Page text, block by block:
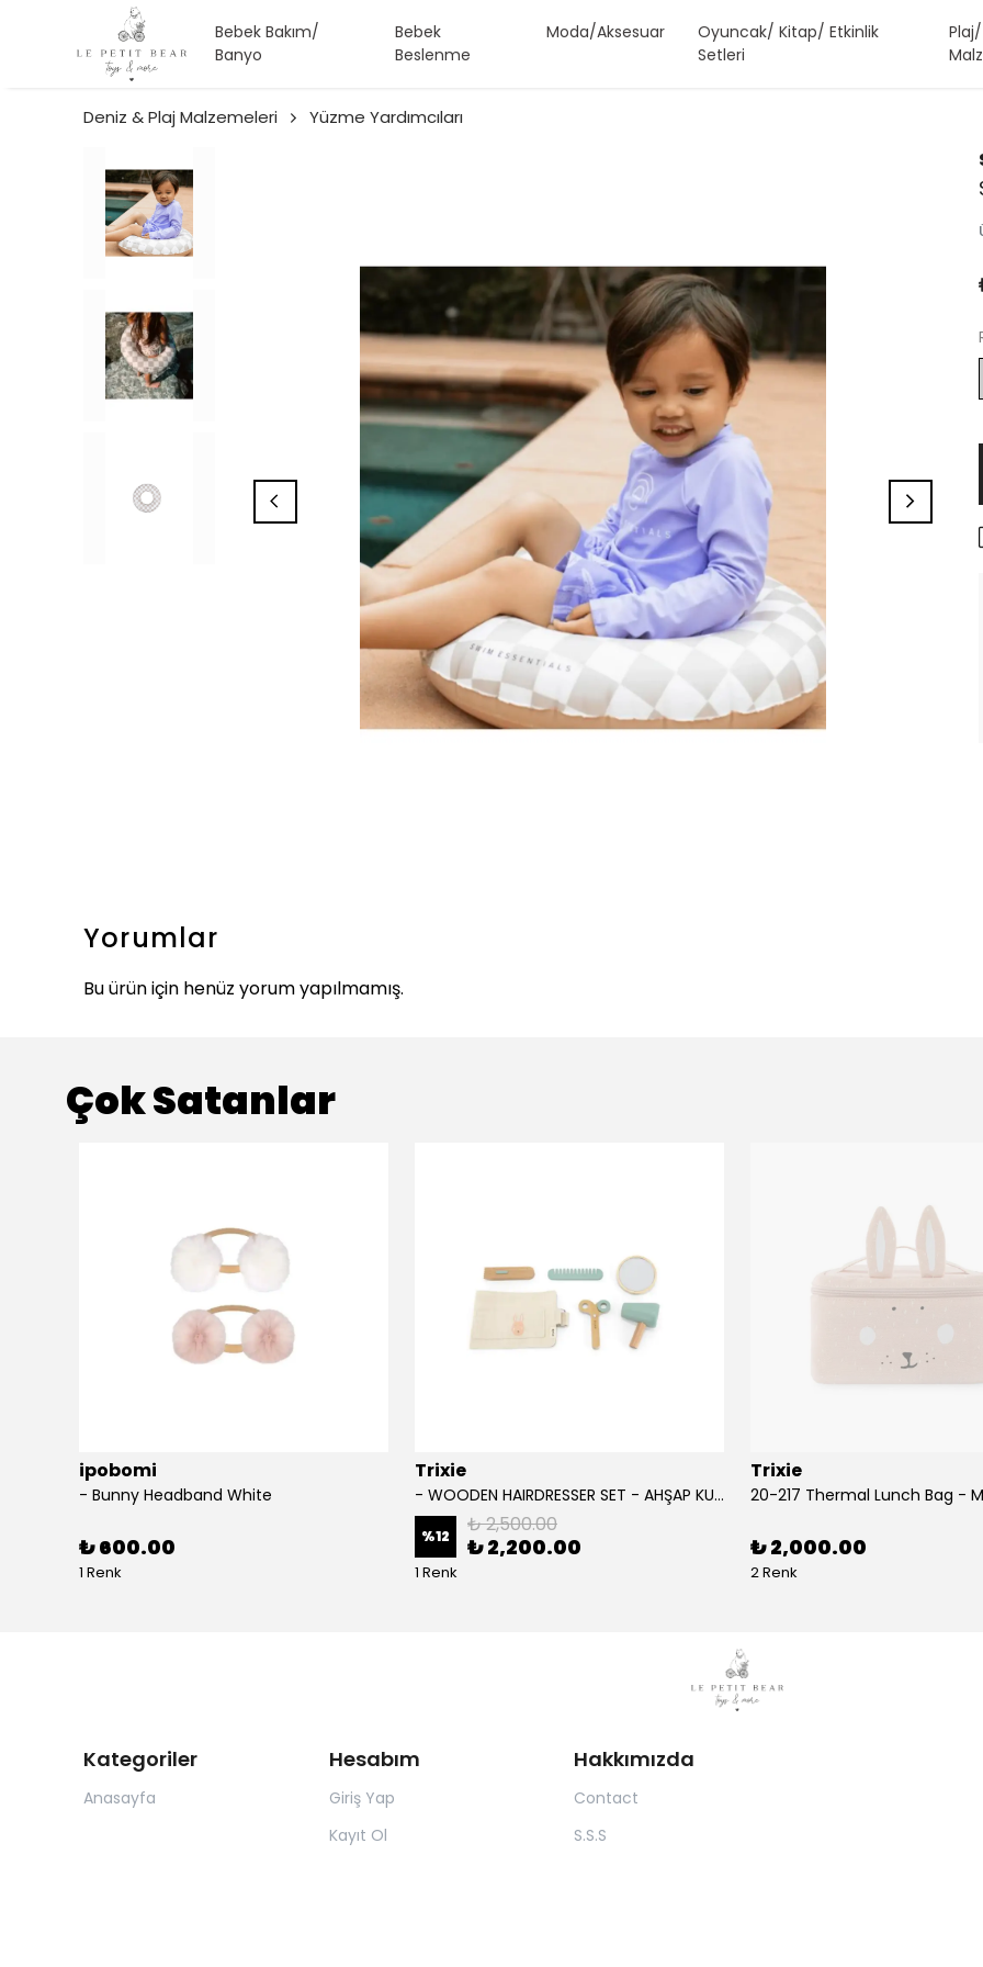
Bebek Bakım/
Banyo
Bebek
Beslenme
Moda/Aksesuar
Oyuncak/ Kitap/ Etkinlik
Setleri
Deniz & Plaj Malzemeleri Yüzme Yardımcıları
Yorumlar
Bu ürün için henüz yorum yapılmamış.
Çok Satanlar
ipobomi
- Bunny Headband White
₺ 600.00
1 Renk
Trixie
- WOODEN HAIRDRESSER SET - AHŞAP KUAFÖR SETİ
%12 ₺ 2,500.00
₺ 2,200.00
1 Renk
Trixie
20-217 Thermal Lunch Bag -
₺ 2,000.00
2 Renk
Kategoriler
Anasayfa
Hesabım
Giriş Yap
Kayıt Ol
Hakkımızda
Contact
S.S.S